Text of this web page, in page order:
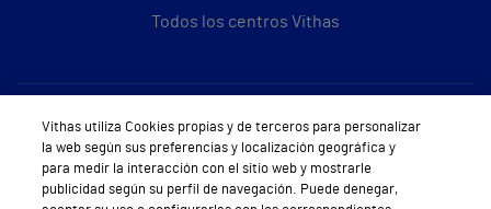
Todos los centros Vithas
Sobre Vithas
Quiénes somos
Trabajar en Vithas
Vithas utiliza Cookies propias y de terceros para personalizar
la web según sus preferencias y localización geográfica y
para medir la interacción con el sitio web y mostrarle
publicidad según su perfil de navegación. Puede denegar,